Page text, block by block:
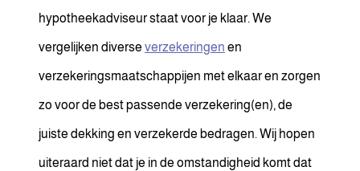
hypotheekadviseur staat voor je klaar. We
vergelijken diverse verzekeringen en
verzekeringsmaatschappijen met elkaar en zorgen
zo voor de best passende verzekering(en), de
juiste dekking en verzekerde bedragen. Wij hopen
uiteraard niet dat je in de omstandigheid komt dat